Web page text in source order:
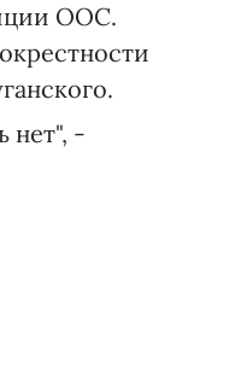
ООС.
нет", -